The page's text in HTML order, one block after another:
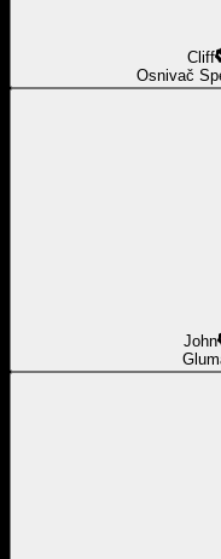
Cliff
Osnivač
John